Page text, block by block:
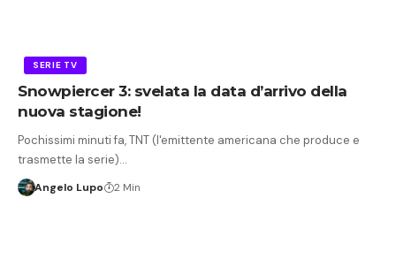
SERIE TV
Snowpiercer 3: svelata la data d’arrivo della
nuova stagione!
Pochissimi minuti fa, TNT (l'emittente americana che produce e
trasmette la serie)…
Angelo Lupo 2 Min